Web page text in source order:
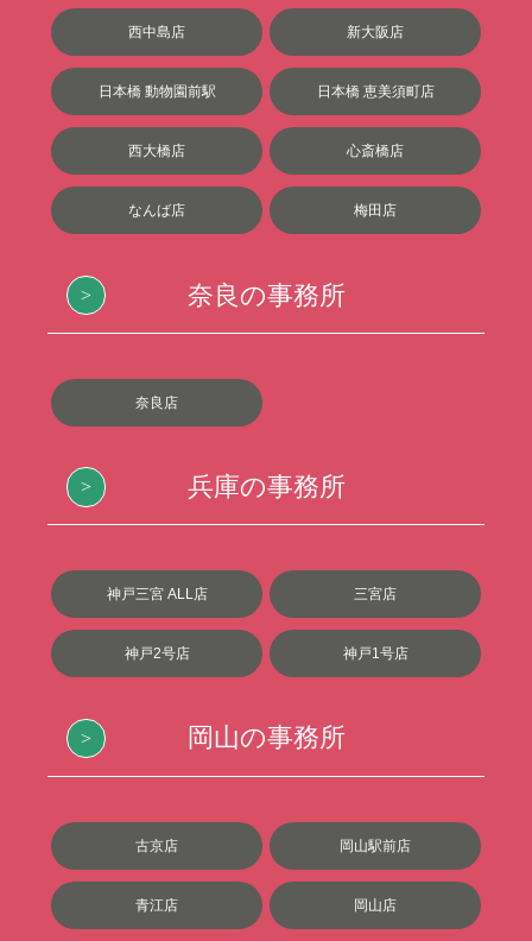
西中島店 新大阪店
日本橋 動物園前駅 日本橋 恵美須町店
西大橋店 心斎橋店
なんば店 梅田店
奈良の事務所
奈良店
兵庫の事務所
神戸三宮 ALL店 三宮店
神戸2号店 神戸1号店
岡山の事務所
古京店 岡山駅前店
青江店 岡山店